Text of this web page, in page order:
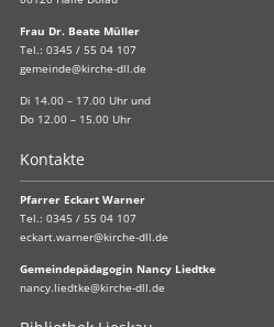
Frau Dr. Beate Müller
Tel.: 0345 / 55 04 107
gemeinde@kirche-dll.de
Di 14.00 – 17.00 Uhr und
Do 12.00 – 15.00 Uhr
Kontakte
Pfarrer Eckart Warner
Tel.: 0345 / 55 04 107
eckart.warner@kirche-dll.de
Gemeindepädagogin Nancy Liedtke
nancy.liedtke@kirche-dll.de